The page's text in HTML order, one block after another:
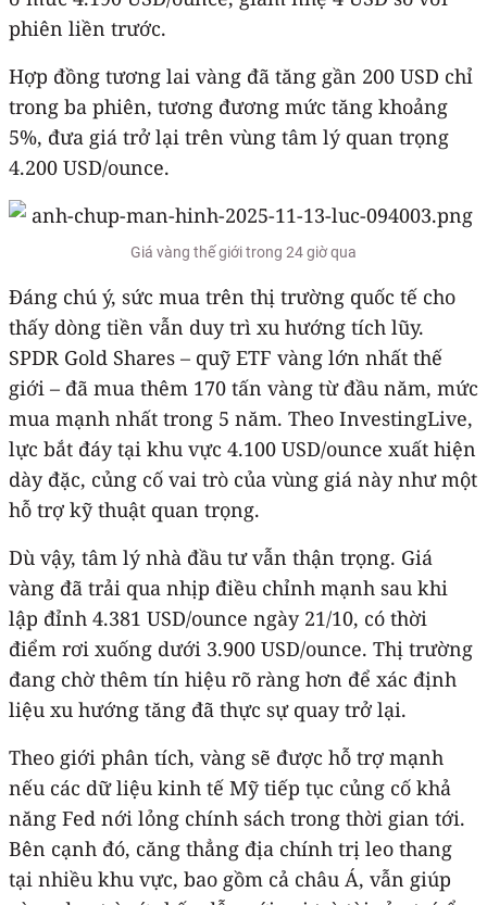
phiên liền trước.
Hợp đồng tương lai vàng đã tăng gần 200 USD chỉ
trong ba phiên, tương đương mức tăng khoảng
5%, đưa giá trở lại trên vùng tâm lý quan trọng
4.200 USD/ounce.
Giá vàng thế giới trong 24 giờ qua
Đáng chú ý, sức mua trên thị trường quốc tế cho
thấy dòng tiền vẫn duy trì xu hướng tích lũy.
SPDR Gold Shares – quỹ ETF vàng lớn nhất thế
giới – đã mua thêm 170 tấn vàng từ đầu năm, mức
mua mạnh nhất trong 5 năm. Theo InvestingLive,
lực bắt đáy tại khu vực 4.100 USD/ounce xuất hiện
dày đặc, củng cố vai trò của vùng giá này như một
hỗ trợ kỹ thuật quan trọng.
Dù vậy, tâm lý nhà đầu tư vẫn thận trọng. Giá
vàng đã trải qua nhịp điều chỉnh mạnh sau khi
lập đỉnh 4.381 USD/ounce ngày 21/10, có thời
điểm rơi xuống dưới 3.900 USD/ounce. Thị trường
đang chờ thêm tín hiệu rõ ràng hơn để xác định
liệu xu hướng tăng đã thực sự quay trở lại.
Theo giới phân tích, vàng sẽ được hỗ trợ mạnh
nếu các dữ liệu kinh tế Mỹ tiếp tục củng cố khả
năng Fed nới lỏng chính sách trong thời gian tới.
Bên cạnh đó, căng thẳng địa chính trị leo thang
tại nhiều khu vực, bao gồm cả châu Á, vẫn giúp